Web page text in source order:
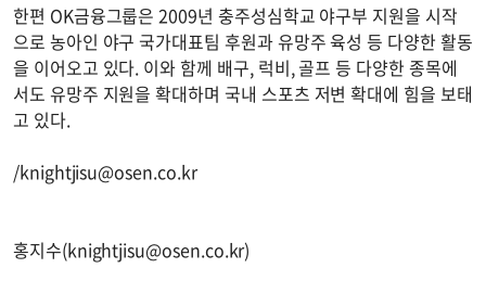
한편 OK금융그룹은 2009년 충주성심학교 야구부 지원을 시작
으로 농아인 야구 국가대표팀 후원과 유망주 육성 등 다양한 활동
을 이어오고 있다. 이와 함께 배구, 럭비, 골프 등 다양한 종목에
서도 유망주 지원을 확대하며 국내 스포츠 저변 확대에 힘을 보태
고 있다.
/knightjisu@osen.co.kr
홍지수(knightjisu@osen.co.kr)